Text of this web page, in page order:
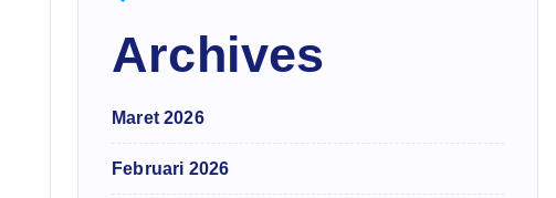
Archives
Maret 2026
Februari 2026